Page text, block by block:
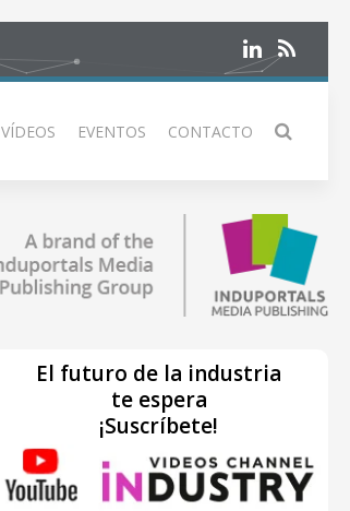
VÍDEOS EVENTOS CONTACTO
El futuro de la industria
te espera
¡Suscríbete!